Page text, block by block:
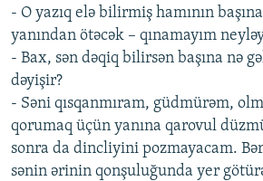
- O yazıq elə bilirmiş hamının
yanından ötəcək – qınamayım
- Bax, sən dəqiq bilirsən başına nə
dəyişir?
- Səni qısqanmıram, güdmürəm,
qorumaq üçün yanına qarovul
sonra da dincliyini pozmayacam.
sənin ərinin qonşuluğunda yer